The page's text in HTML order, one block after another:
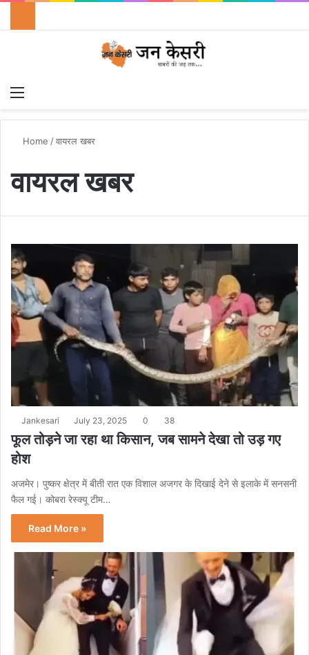
Home /वायरल खबर
वायरल खबर
Jankesari July 23, 2025 0 38
फूल तोड़ने जा रहा था किसान, जब सामने देखा तो उड़ गए
होश
अजमेर। पुष्कर क्षेत्र में बीती रात एक विशाल अजगर के दिखाई देने से इलाके में सनसनी
फैल गई। कोबरा रेस्क्यू टीम…
Read More »